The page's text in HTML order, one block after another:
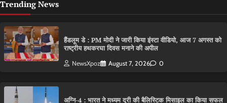
Trending News
हैंडलूम डे : PM मोदी ने जारी किया इंस्टा वीडियो, आज 7 अगस्त को
राष्ट्रीय हथकरघा दिवस मनाने की अपील
NewsXpoz August 7, 2026 0
अग्नि-4 : भारत ने मध्यम दूरी की बैलिस्टिक मिसाइल का किया सफल